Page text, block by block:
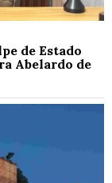
de Estado
Abelardo de